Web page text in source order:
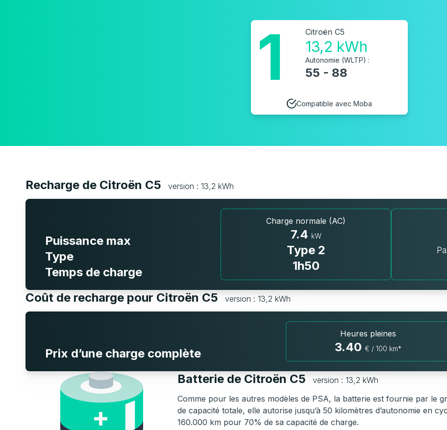
1 Citroën C5
13,2 kWh
Autonomie (WLTP) :
55 - 88
Compatible avec Moba
Recharge de Citroën C5 version : 13,2 kWh
Puissance max
Type
Temps de charge
Charge normale (AC)
7.4 kW
Type 2
1h50
Coût de recharge pour Citroën C5 version : 13,2 kWh
Prix d’une charge complète
Heures pleines
3.40 € / 100 km*
Batterie de Citroën C5
version : 13,2 kWh
Comme pour les autres modèles de PSA, la batterie est fournie par le
de capacité totale, elle autorise jusqu’à 50 kilomètres d’autonomie en
160.000 km pour 70% de sa capacité de charge.